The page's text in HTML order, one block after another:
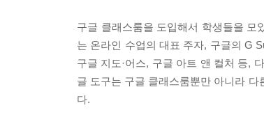
구글 클래스룸을 도입해서 학생들을 모
는 온라인 수업의 대표 주자, 구글의 G
구글 지도·어스, 구글 아트 앤 컬처 등,
글 도구는 구글 클래스룸뿐만 아니라
다.